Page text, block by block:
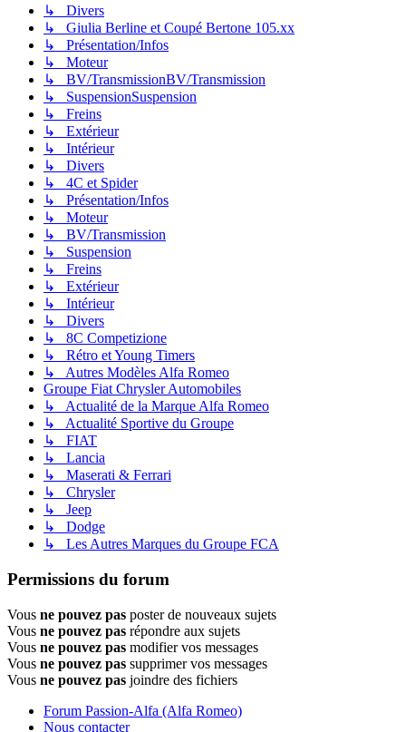
↳ Divers
↳ Giulia Berline et Coupé Bertone 105.xx
↳ Présentation/Infos
↳ Moteur
↳ BV/TransmissionBV/Transmission
↳ SuspensionSuspension
↳ Freins
↳ Extérieur
↳ Intérieur
↳ Divers
↳ 4C et Spider
↳ Présentation/Infos
↳ Moteur
↳ BV/Transmission
↳ Suspension
↳ Freins
↳ Extérieur
↳ Intérieur
↳ Divers
↳ 8C Competizione
↳ Rétro et Young Timers
↳ Autres Modèles Alfa Romeo
Groupe Fiat Chrysler Automobiles
↳ Actualité de la Marque Alfa Romeo
↳ Actualité Sportive du Groupe
↳ FIAT
↳ Lancia
↳ Maserati & Ferrari
↳ Chrysler
↳ Jeep
↳ Dodge
↳ Les Autres Marques du Groupe FCA
Permissions du forum
Vous ne pouvez pas poster de nouveaux sujets
Vous ne pouvez pas répondre aux sujets
Vous ne pouvez pas modifier vos messages
Vous ne pouvez pas supprimer vos messages
Vous ne pouvez pas joindre des fichiers
Forum Passion-Alfa (Alfa Romeo)
Nous contacter